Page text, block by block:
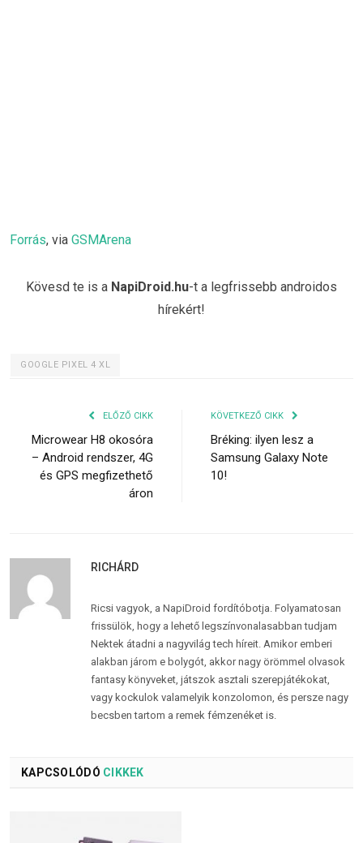
Forrás, via GSMArena
Kövesd te is a NapiDroid.hu-t a legfrissebb androidos
hírekért!
GOOGLE PIXEL 4 XL
ELŐZŐ CIKK
Microwear H8 okosóra
– Android rendszer, 4G
és GPS megfizethető
áron
KÖVETKEZŐ CIKK
Bréking: ilyen lesz a
Samsung Galaxy Note
10!
RICHÁRD
Ricsi vagyok, a NapiDroid fordítóbotja. Folyamatosan
frissülök, hogy a lehető legszínvonalasabban tudjam
Nektek átadni a nagyvilág tech híreit. Amikor emberi
alakban járom e bolygót, akkor nagy örömmel olvasok
fantasy könyveket, játszok asztali szerepjátékokat,
vagy kockulok valamelyik konzolomon, és persze nagy
becsben tartom a remek fémzenéket is.
KAPCSOLÓDÓ CIKKEK